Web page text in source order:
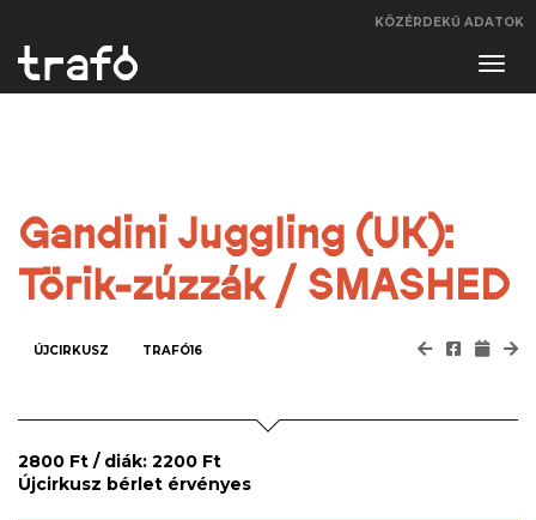
KÖZÉRDEKŰ ADATOK
Gandini Juggling (UK):
Törik-zúzzák / SMASHED
ÚJCIRKUSZ TRAFÓ16
2800 Ft / diák: 2200 Ft
Újcirkusz bérlet érvényes